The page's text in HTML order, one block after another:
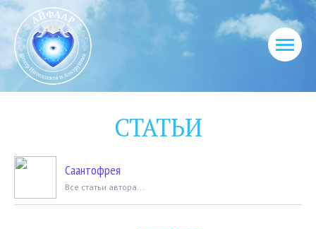
СТАТЬИ
Саантофрея
Вcе статьи автора...